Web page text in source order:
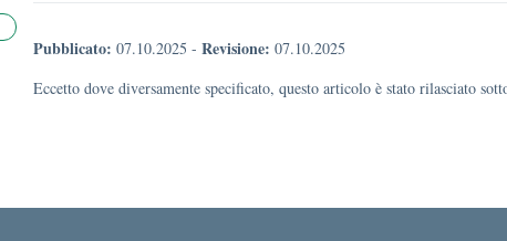
Pubblicato: 07.10.2025 - Revisione: 07.10.2025
Eccetto dove diversamente specificato, questo articolo è stato rilasciato